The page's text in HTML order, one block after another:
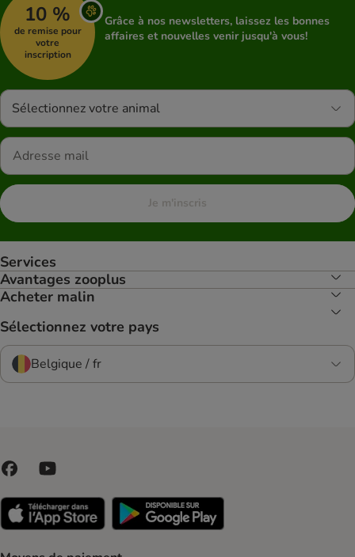
10 %
de remise pour
votre
inscription
Grâce à nos newsletters, laissez les bonnes
affaires et nouvelles venir jusqu'à vous!
Sélectionnez votre animal
Je m'inscris
Services
Avantages zooplus
Acheter malin
Sélectionnez votre pays
Belgique / fr